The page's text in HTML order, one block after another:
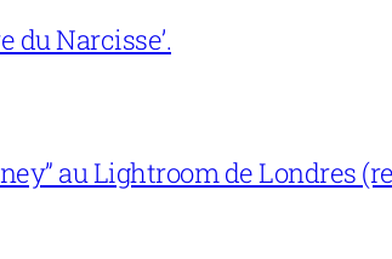
du Narcisse’.
au Lightroom de Londres